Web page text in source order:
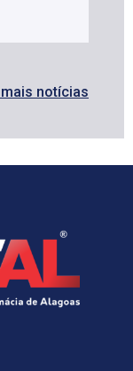
notícias